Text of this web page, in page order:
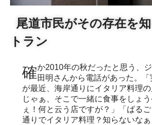
尾道市民がその存在を
トラン
確か2010年の秋だったと思う、ジャズマンの坂田明さんから電話があった。
が最近、海岸通りにイタリア料理
じゃぁ、そこで一緒に食事をしょう
ぇ！何と云う店ですが？」「ばる
通りでイタリア料理？知らないなぁ